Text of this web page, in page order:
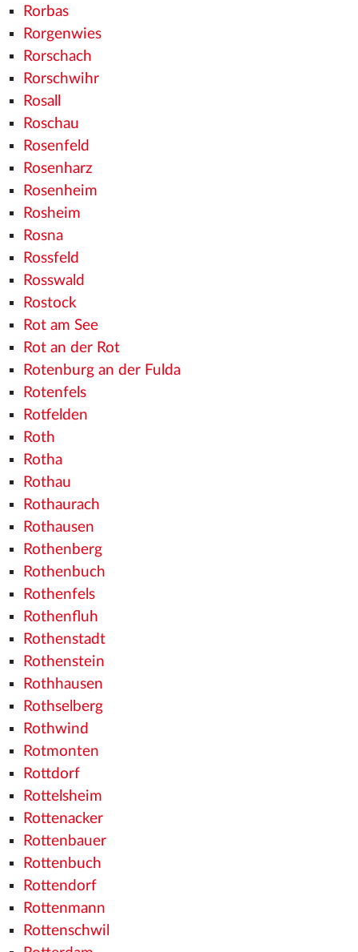
Rorbas
Rorgenwies
Rorschach
Rorschwihr
Rosall
Roschau
Rosenfeld
Rosenharz
Rosenheim
Rosheim
Rosna
Rossfeld
Rosswald
Rostock
Rot am See
Rot an der Rot
Rotenburg an der Fulda
Rotenfels
Rotfelden
Roth
Rotha
Rothau
Rothaurach
Rothausen
Rothenberg
Rothenbuch
Rothenfels
Rothenfluh
Rothenstadt
Rothenstein
Rothhausen
Rothselberg
Rothwind
Rotmonten
Rottdorf
Rottelsheim
Rottenacker
Rottenbauer
Rottenbuch
Rottendorf
Rottenmann
Rottenschwil